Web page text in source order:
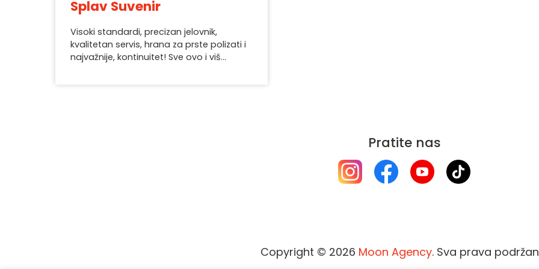
Splav Suvenir
Visoki standardi, precizan jelovnik,
kvalitetan servis, hrana za prste polizati i
najvažnije, kontinuitet! Sve ovo i viš...
Pratite nas
Copyright © 2026 Moon Agency. Sva prava